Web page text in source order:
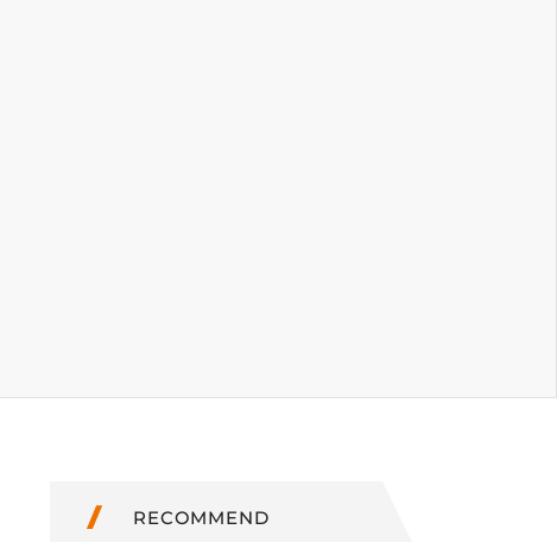
RECOMMEND